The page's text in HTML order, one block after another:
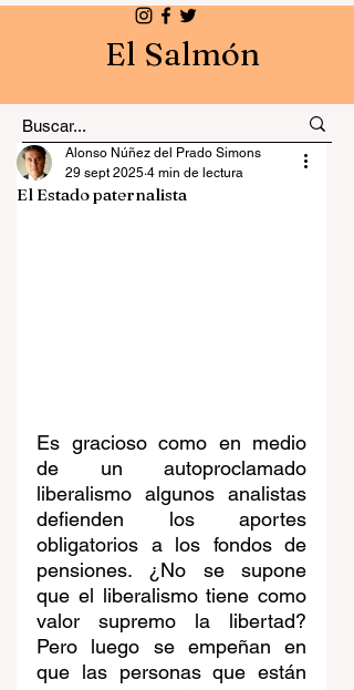
El Salmón
El Estado paternalista
Alonso Núñez del Prado Simons
29 sept 2025 4 min de lectura
Es gracioso como en medio
de un autoproclamado
liberalismo algunos analistas
defienden los aportes
obligatorios a los fondos de
pensiones. ¿No se supone
que el liberalismo tiene como
valor supremo la libertad?
Pero luego se empeñan en
que las personas que están